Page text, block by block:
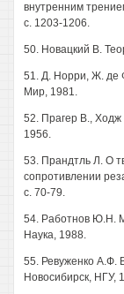
внутренним
с. 1203-1206.
50. Новацкий В.
51. Д. Норри, Ж. де
Мир, 1981.
52. Прагер В., Ходж
1956.
53. Прандтль Л. О
сопротивлении
с. 70-79.
54. Работнов Ю.Н.
Наука, 1988.
55. Ревуженко А.Ф.
Новосибирск, НГУ,